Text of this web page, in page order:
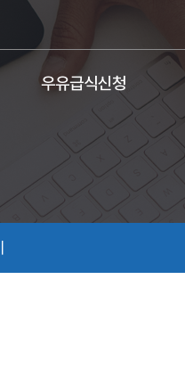
우유급식신청